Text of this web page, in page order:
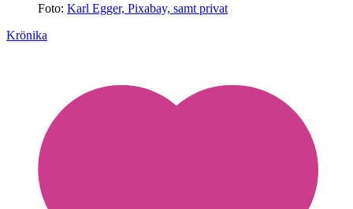
Foto: Karl Egger, Pixabay, samt privat
Krönika